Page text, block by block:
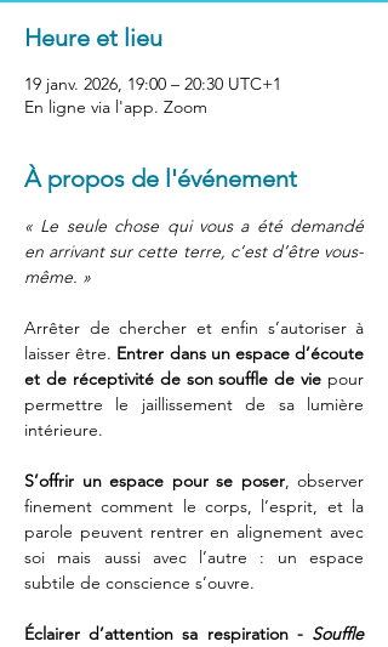
Heure et lieu
19 janv. 2026, 19:00 – 20:30 UTC+1
En ligne via l'app. Zoom
À propos de l'événement
« Le seule chose qui vous a été demandé
en arrivant sur cette terre, c’est d’être vous-
même. »
Arrêter de chercher et enfin s’autoriser à
laisser être. Entrer dans un espace d’écoute
et de réceptivité de son souffle de vie pour
permettre le jaillissement de sa lumière
intérieure.
S’offrir un espace pour se poser, observer
finement comment le corps, l’esprit, et la
parole peuvent rentrer en alignement avec
soi mais aussi avec l’autre : un espace
subtile de conscience s’ouvre.
Éclairer d’attention sa respiration - Souffle